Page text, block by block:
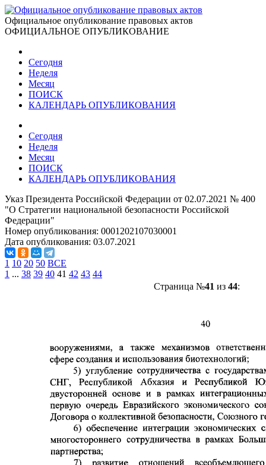
Официальное опубликование правовых актов
ОФИЦИАЛЬНОЕ ОПУБЛИКОВАНИЕ
Сегодня
Неделя
Месяц
ПОИСК
КАЛЕНДАРЬ ОПУБЛИКОВАНИЯ
Сегодня
Неделя
Месяц
ПОИСК
КАЛЕНДАРЬ ОПУБЛИКОВАНИЯ
Указ Президента Российской Федерации от 02.07.2021 № 400
"О Стратегии национальной безопасности Российской
Федерации"
Номер опубликования: 0001202107030001
Дата опубликования: 03.07.2021
1 10 20 50 ВСЕ
1 ... 38 39 40 41 42 43 44
Страница №41 из 44: